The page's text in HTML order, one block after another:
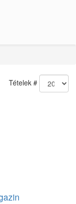
Tételek #